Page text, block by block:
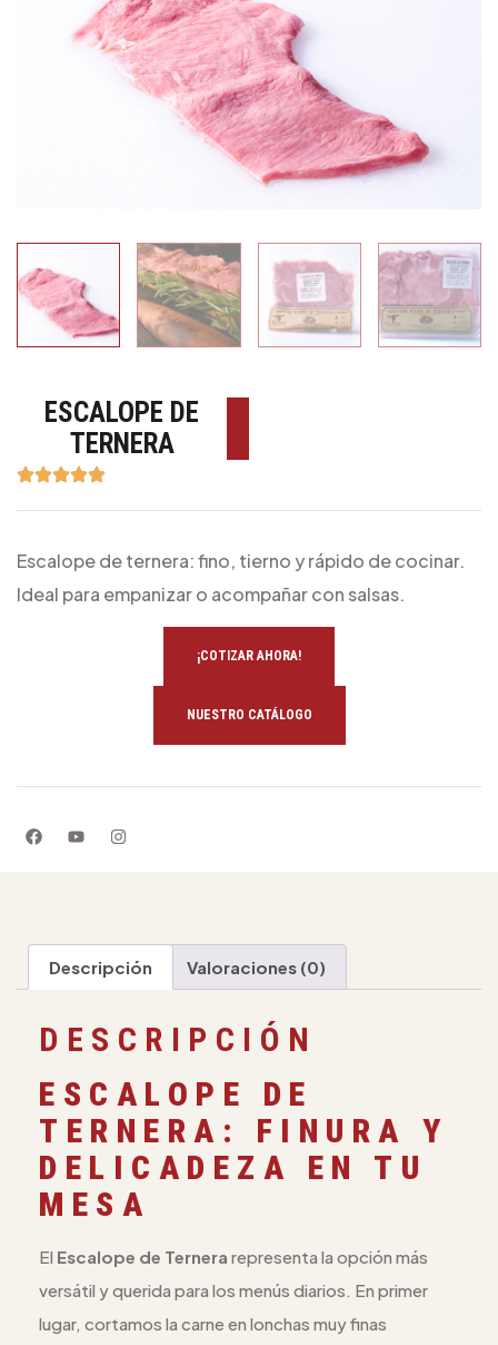
ESCALOPE DE
TERNERA
Escalope de ternera: fino, tierno y rápido de cocinar.
Ideal para empanizar o acompañar con salsas.
¡COTIZAR AHORA!
NUESTRO CATÁLOGO
Descripción Valoraciones (0)
DESCRIPCIÓN
ESCALOPE DE
TERNERA: FINURA Y
DELICADEZA EN TU
MESA
El Escalope de Ternera representa la opción más
versátil y querida para los menús diarios. En primer
lugar, cortamos la carne en lonchas muy finas